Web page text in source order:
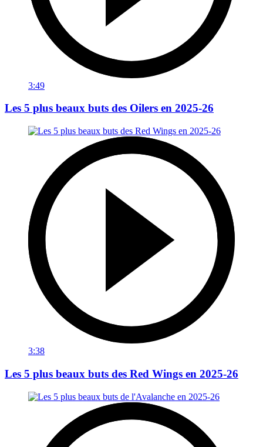
3:49
Les 5 plus beaux buts des Oilers en 2025-26
3:38
Les 5 plus beaux buts des Red Wings en 2025-26